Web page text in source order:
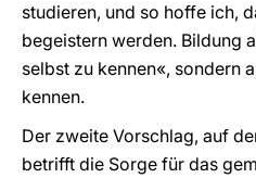
studieren, und so hoffe ich,
begeistern werden. Bildung
selbst zu kennen«, sondern
kennen.
Der zweite Vorschlag, auf
betrifft die Sorge für das